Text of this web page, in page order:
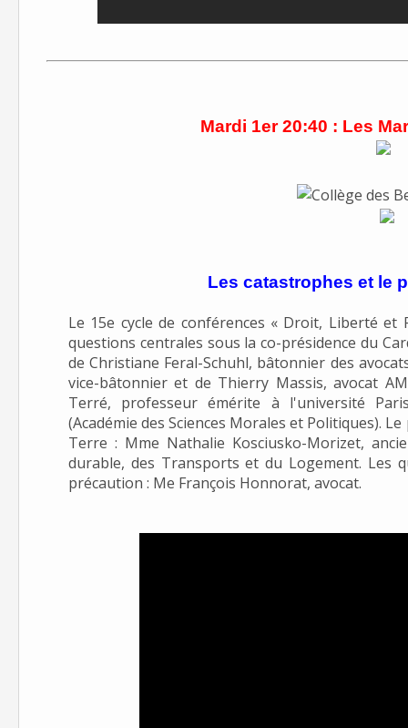
Mardi 1er 20:40 : Les
Les catastrophes et le
Le 15e cycle de conférences « Droit, Liberté
questions centrales sous la co-présidence du
de Christiane Feral-Schuhl, bâtonnier des
vice-bâtonnier et de Thierry Massis, avocat
Terré, professeur émérite à l'université
(Académie des Sciences Morales et Politiques).
Terre : Mme Nathalie Kosciusko-Morizet,
durable, des Transports et du Logement. Les
précaution : Me François Honnorat, avocat.